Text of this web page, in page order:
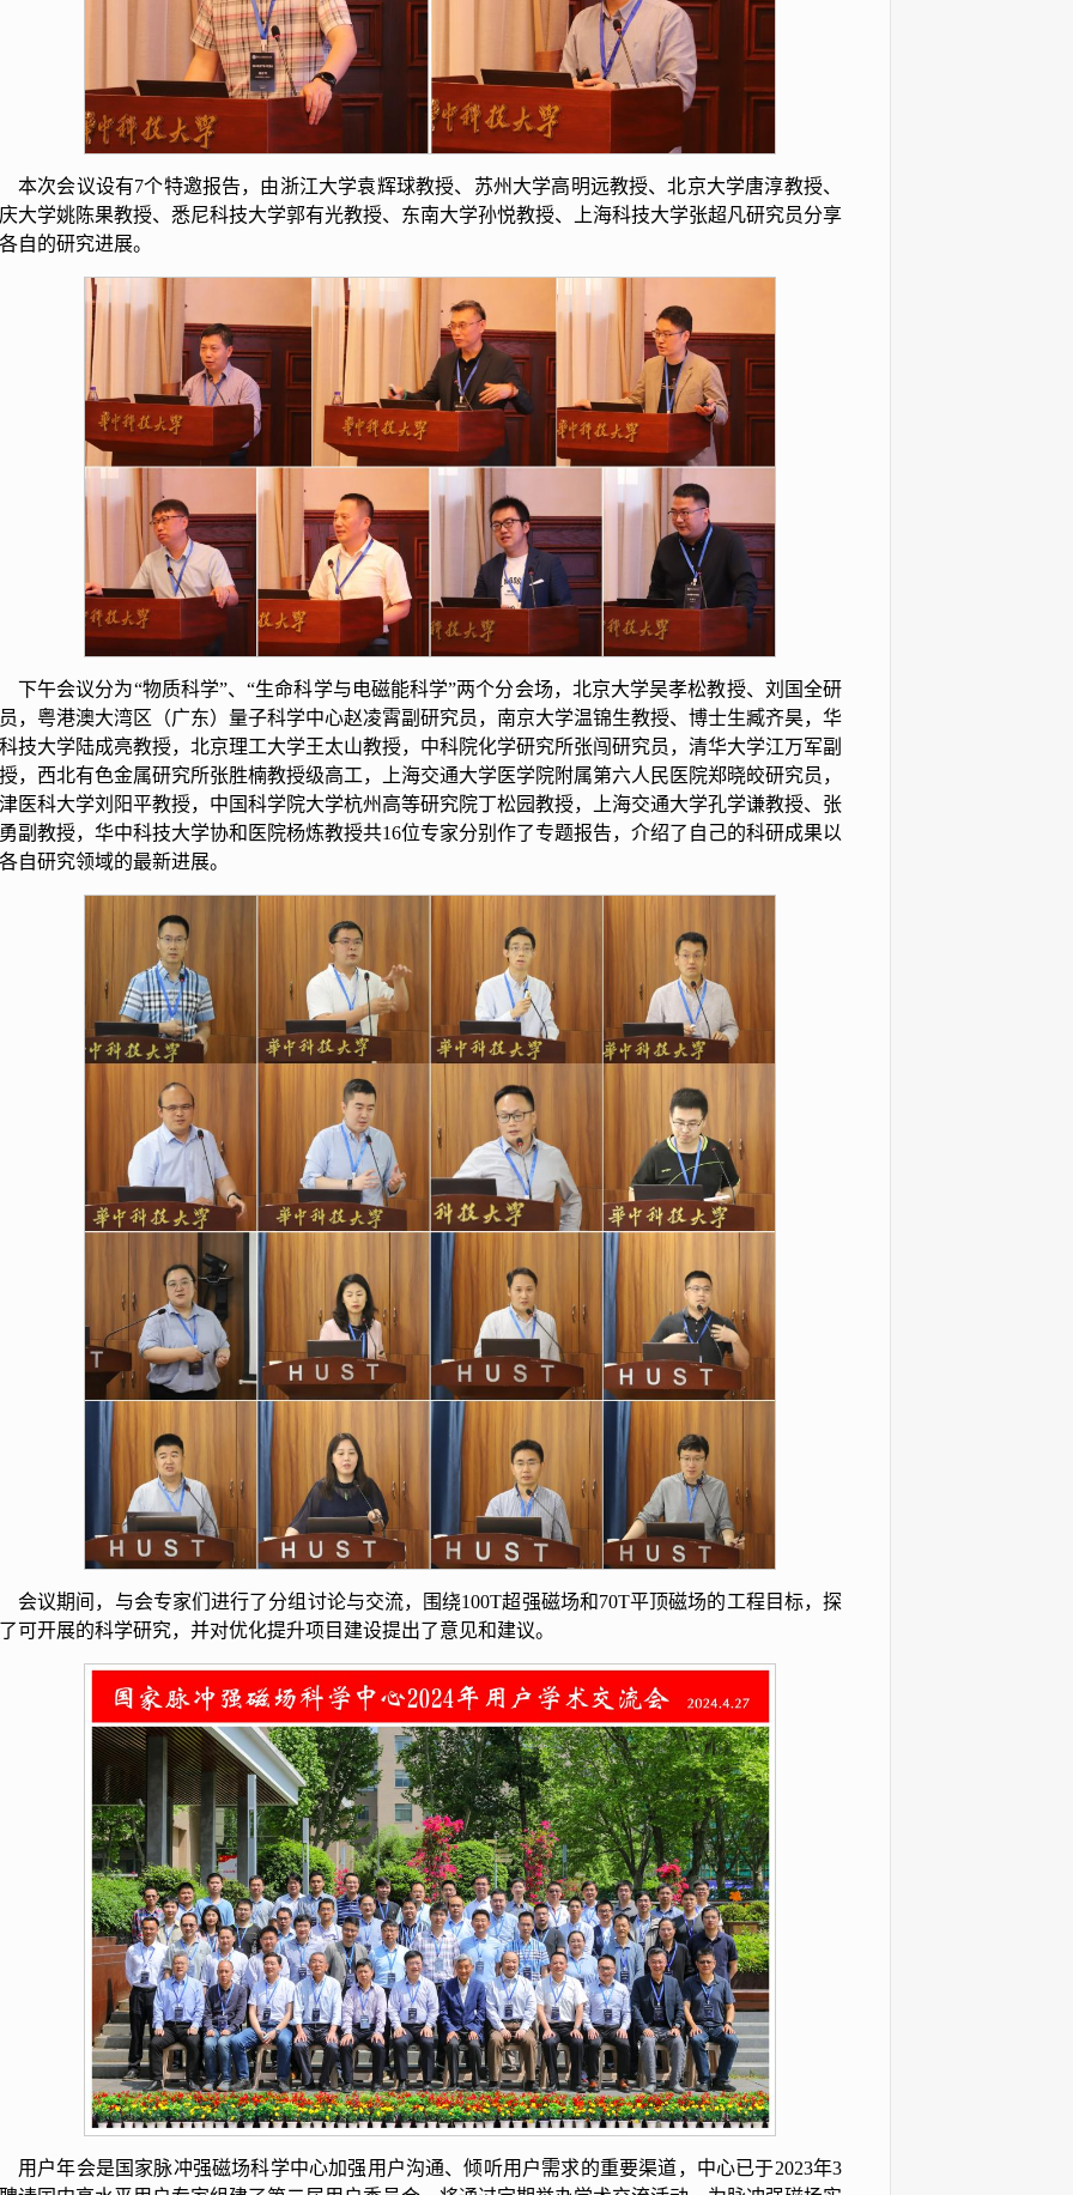
本次会议设有7个特邀报告，由浙江大学袁辉球教授、苏州大学高明远教授、北京大学唐淳教授、
大学姚陈果教授、悉尼科技大学郭有光教授、东南大学孙悦教授、上海科技大学张超凡研究员分享
自的研究进展。
下午会议分为“物质科学”、“生命科学与电磁能科学”两个分会场，北京大学吴孝松教授、刘国全研
，粤港澳大湾区（广东）量子科学中心赵凌霄副研究员，南京大学温锦生教授、博士生臧齐昊，华
技大学陆成亮教授，北京理工大学王太山教授，中科院化学研究所张闯研究员，清华大学江万军副
，西北有色金属研究所张胜楠教授级高工，上海交通大学医学院附属第六人民医院郑晓皎研究员，
医科大学刘阳平教授，中国科学院大学杭州高等研究院丁松园教授，上海交通大学孔学谦教授、张
副教授，华中科技大学协和医院杨炼教授共16位专家分别作了专题报告，介绍了自己的科研成果以
自研究领域的最新进展。
会议期间，与会专家们进行了分组讨论与交流，围绕100T超强磁场和70T平顶磁场的工程目标，探
可开展的科学研究，并对优化提升项目建设提出了意见和建议。
用户年会是国家脉冲强磁场科学中心加强用户沟通、倾听用户需求的重要渠道，中心已于2023年3